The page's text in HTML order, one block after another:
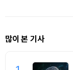
많이 본 기사